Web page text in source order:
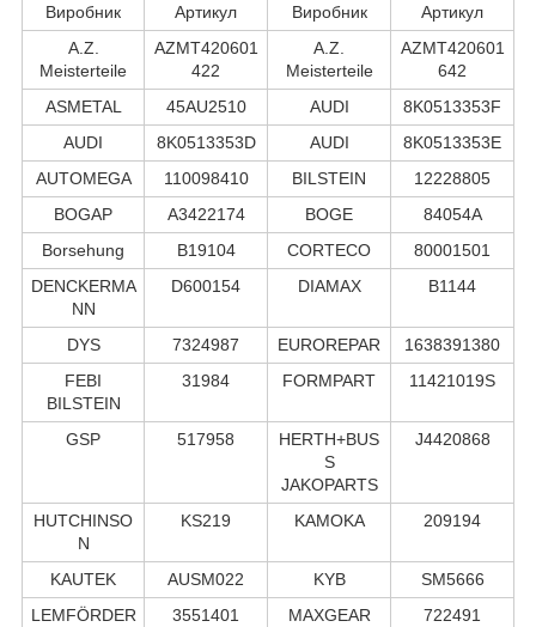
Виробник Артикул Виробник
Артикул
A.Z.
Meisterteile
AZMT420601
422
A.Z.
Meisterteile
AZMT420601
642
ASMETAL
45AU2510 AUDI
8K0513353F
AUDI
8K0513353D AUDI
8K0513353E
AUTOMEGA
110098410 BILSTEIN
12228805
BOGAP
A3422174 BOGE
84054A
Borsehung
B19104 CORTECO
80001501
DENCKERMA
NN
D600154 DIAMAX B1144
DYS 7324987 EUROREPAR
1638391380
FEBI
BILSTEIN
31984 FORMPART 11421019S
GSP 517958
HERTH+BUS
S
JAKOPARTS
J4420868
HUTCHINSO
N
KS219 KAMOKA 209194
KAUTEK AUSM022 KYB
SM5666
LEMFÖRDER
3551401 MAXGEAR
722491